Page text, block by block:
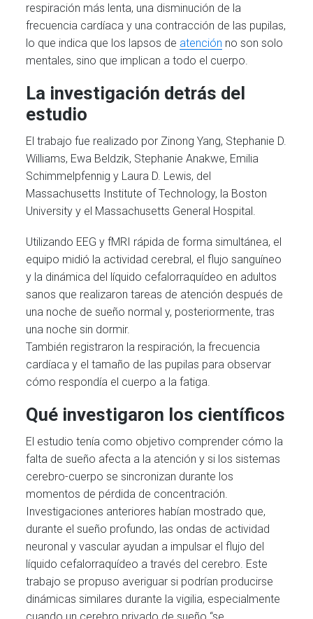
respiración más lenta, una disminución de la
frecuencia cardíaca y una contracción de las pupilas,
lo que indica que los lapsos de atención no son solo
mentales, sino que implican a todo el cuerpo.
La investigación detrás del
estudio
El trabajo fue realizado por Zinong Yang, Stephanie D.
Williams, Ewa Beldzik, Stephanie Anakwe, Emilia
Schimmelpfennig y Laura D. Lewis, del
Massachusetts Institute of Technology, la Boston
University y el Massachusetts General Hospital.
Utilizando EEG y fMRI rápida de forma simultánea, el
equipo midió la actividad cerebral, el flujo sanguíneo
y la dinámica del líquido cefalorraquídeo en adultos
sanos que realizaron tareas de atención después de
una noche de sueño normal y, posteriormente, tras
una noche sin dormir.
También registraron la respiración, la frecuencia
cardíaca y el tamaño de las pupilas para observar
cómo respondía el cuerpo a la fatiga.
Qué investigaron los científicos
El estudio tenía como objetivo comprender cómo la
falta de sueño afecta a la atención y si los sistemas
cerebro-cuerpo se sincronizan durante los
momentos de pérdida de concentración.
Investigaciones anteriores habían mostrado que,
durante el sueño profundo, las ondas de actividad
neuronal y vascular ayudan a impulsar el flujo del
líquido cefalorraquídeo a través del cerebro. Este
trabajo se propuso averiguar si podrían producirse
dinámicas similares durante la vigilia, especialmente